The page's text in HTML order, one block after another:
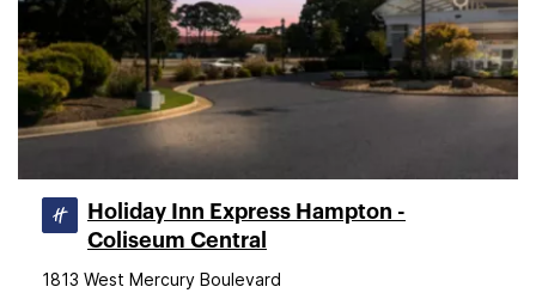
Holiday Inn Express Hampton -
Coliseum Central
1813 West Mercury Boulevard